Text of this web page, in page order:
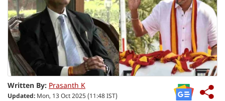
Written By: Prasanth K
Updated: Mon, 13 Oct 2025 (11:48 IST)